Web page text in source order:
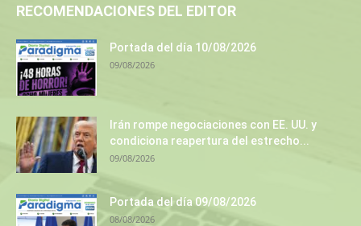
RECOMENDACIONES DEL EDITOR
Portada del día 10/08/2026
09/08/2026
Irán rompe negociaciones con EE. UU. y
condiciona reapertura del estrecho...
09/08/2026
Portada del día 09/08/2026
08/08/2026